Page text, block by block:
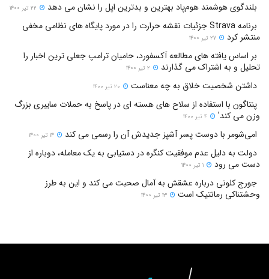
بلندگوی هوشمند هوم‌پاد بهترین و بدترین اپل را نشان می دهد
برنامه Strava جزئیات نقشه حرارت را در مورد پایگاه های نظامی مخفی
منتشر کرد
بر اساس یافته های مطالعه آکسفورد، حامیان ترامپ جعلی ترین اخبار را
تحلیل و به اشتراک می گذارند
داشتن شخصیت خلاق به چه معناست
پنتاگون با استفاده از سلاح های هسته ای در پاسخ به حملات سایبری بزرگ
وزن می کند’
امی‌شومر با دوست پسر آشپز جدیدش آن را رسمی می کند
دولت به دلیل عدم موفقیت کنگره در دستیابی به یک معامله، دوباره از
دست می رود
جورج کلونی درباره عشقش به آمال صحبت می کند و این به طرز
وحشتناکی رمانتیک است